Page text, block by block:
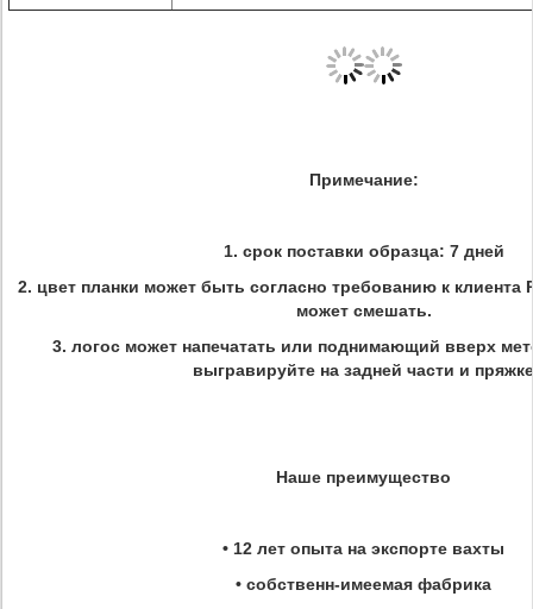
Примечание:
1. срок поставки образца: 7 дней
2. цвет планки может быть согласно требованию к клиента
может смешать.
3. логос может напечатать или поднимающий вверх
выгравируйте на задней части и пряжке
Наше преимущество
• 12 лет опыта на экспорте вахты
• собственн-имеемая фабрика